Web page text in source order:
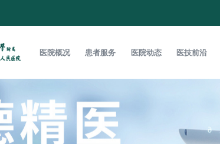
医院概况 患者服务 医院动态 医技前沿